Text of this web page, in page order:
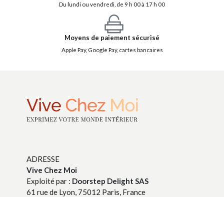
Du lundi ou vendredi, de 9 h 00 à 17 h 00
Moyens de paiement sécurisé
Apple Pay, Google Pay, cartes bancaires
ADRESSE
Vive Chez Moi
Exploité par : Doorstep Delight SAS
61 rue de Lyon, 75012 Paris, France